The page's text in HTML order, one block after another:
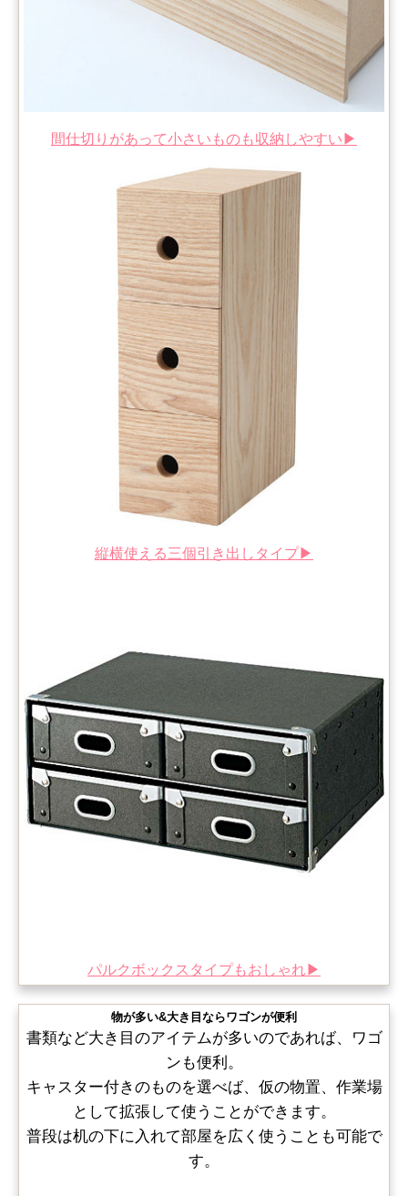
間仕切りがあって小さいものも収納しやすい▶
縦横使える三個引き出しタイプ▶
パルクボックスタイプもおしゃれ▶
物が多い&大き目ならワゴンが便利
書類など大き目のアイテムが多いのであれば、ワゴ
ンも便利。
キャスター付きのものを選べば、仮の物置、作業場
として拡張して使うことができます。
普段は机の下に入れて部屋を広く使うことも可能で
す。